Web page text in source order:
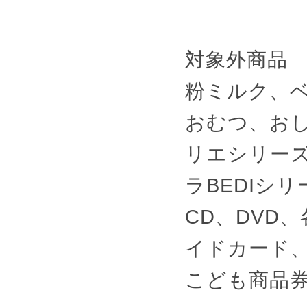
対象外商品
粉ミルク、
おむつ、お
リエシリー
ラBEDIシリ
CD、DVD
イドカード
こども商品